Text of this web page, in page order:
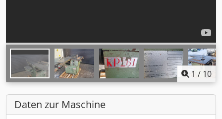
1 / 10
Daten zur Maschine